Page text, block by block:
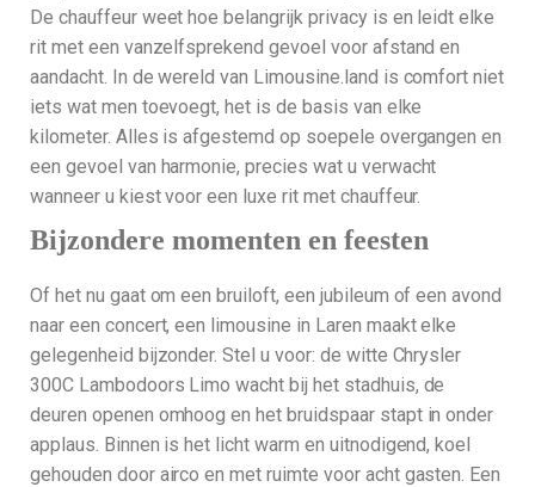
De chauffeur weet hoe belangrijk privacy is en leidt elke
rit met een vanzelfsprekend gevoel voor afstand en
aandacht. In de wereld van Limousine.land is comfort niet
iets wat men toevoegt, het is de basis van elke
kilometer. Alles is afgestemd op soepele overgangen en
een gevoel van harmonie, precies wat u verwacht
wanneer u kiest voor een luxe rit met chauffeur.
Bijzondere momenten en feesten
Of het nu gaat om een bruiloft, een jubileum of een avond
naar een concert, een limousine in Laren maakt elke
gelegenheid bijzonder. Stel u voor: de witte Chrysler
300C Lambodoors Limo wacht bij het stadhuis, de
deuren openen omhoog en het bruidspaar stapt in onder
applaus. Binnen is het licht warm en uitnodigend, koel
gehouden door airco en met ruimte voor acht gasten. Een